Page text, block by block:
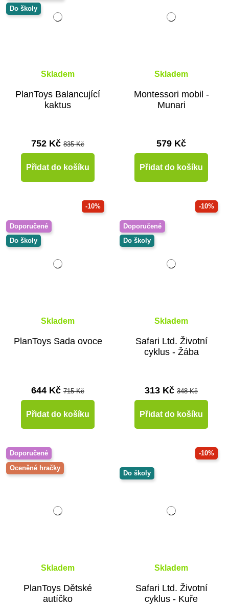
Do školy
Skladem
PlanToys Balancující
kaktus
752 Kč 835 Kč
Přidat do košíku
Skladem
Montessori mobil -
Munari
579 Kč
Přidat do košíku
-10%
Doporučené
Do školy
Skladem
PlanToys Sada ovoce
644 Kč 715 Kč
Přidat do košíku
-10%
Doporučené
Do školy
Skladem
Safari Ltd. Životní
cyklus - Žába
313 Kč 348 Kč
Přidat do košíku
Doporučené
Oceněné hračky
Skladem
PlanToys Dětské
autíčko
-10%
Do školy
Skladem
Safari Ltd. Životní
cyklus - Kuře